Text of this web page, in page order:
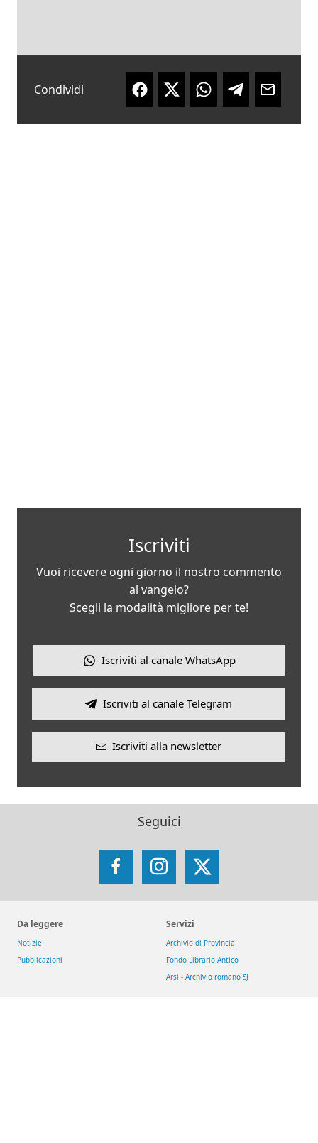
Condividi
Iscriviti
Vuoi ricevere ogni giorno il nostro commento
al vangelo?
Scegli la modalità migliore per te!
Iscriviti al canale WhatsApp
Iscriviti al canale Telegram
Iscriviti alla newsletter
Seguici
FacebookInstagram
X
Da leggere
Notizie
Pubblicazioni
Servizi
Archivio di Provincia
Fondo Librario Antico
Arsi - Archivio romano SJ